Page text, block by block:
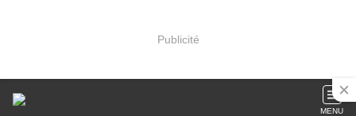
Publicité
MENU